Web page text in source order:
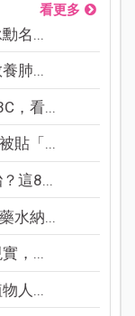
看更多
名...
肺...
，看...
貼「...
這8...
水納...
，...
人...